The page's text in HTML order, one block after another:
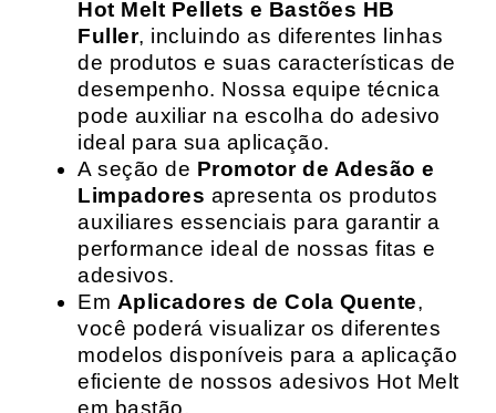
Hot Melt Pellets e Bastões HB
Fuller, incluindo as diferentes linhas
de produtos e suas características de
desempenho. Nossa equipe técnica
pode auxiliar na escolha do adesivo
ideal para sua aplicação.
A seção de Promotor de Adesão e
Limpadores apresenta os produtos
auxiliares essenciais para garantir a
performance ideal de nossas fitas e
adesivos.
Em Aplicadores de Cola Quente,
você poderá visualizar os diferentes
modelos disponíveis para a aplicação
eficiente de nossos adesivos Hot Melt
em bastão.